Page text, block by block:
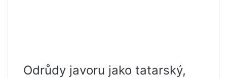
Odrůdy javoru jako tatarský,